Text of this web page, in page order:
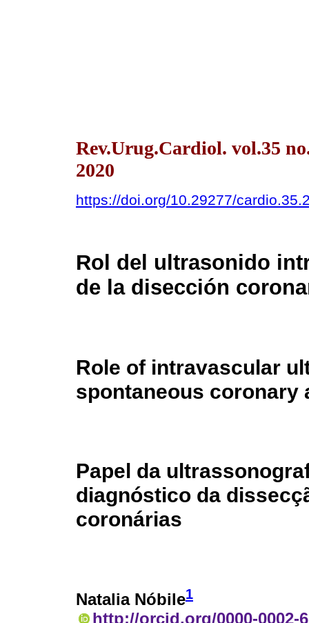
Rev.Urug.Cardiol. vol.35
2020
https://doi.org/10.29277/
Rol del ultrasonido
de la disección
Role of intravascular
spontaneous coronary
Papel da
diagnóstico da
coronárias
Natalia Nóbile1
http://orcid.org/0000-0002-